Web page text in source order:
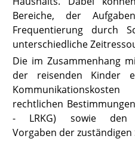
Bereiche, der
Frequentierung durch
unterschiedliche
Die im Zusammenhang
der reisenden Kinder
rechtlichen
- LRKG) sowie den
Vorgaben der